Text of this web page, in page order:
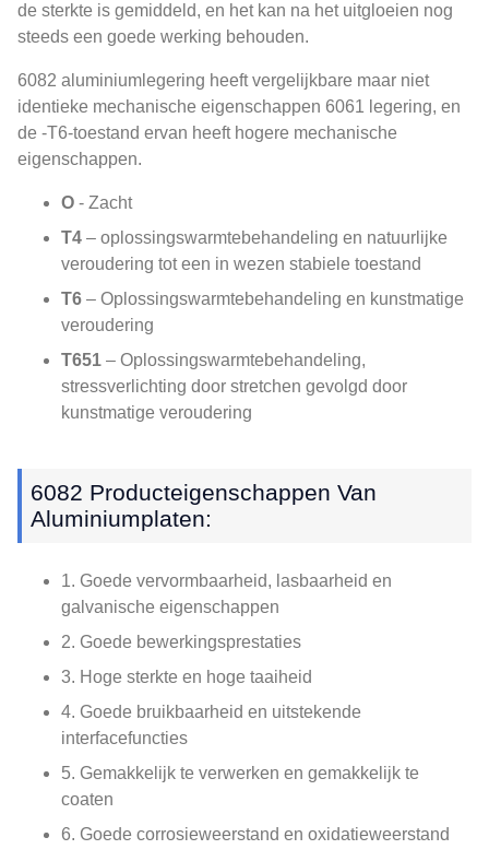
de sterkte is gemiddeld, en het kan na het uitgloeien nog
steeds een goede werking behouden.
6082 aluminiumlegering heeft vergelijkbare maar niet
identieke mechanische eigenschappen 6061 legering, en
de -T6-toestand ervan heeft hogere mechanische
eigenschappen.
O - Zacht
T4 – oplossingswarmtebehandeling en natuurlijke
veroudering tot een in wezen stabiele toestand
T6 – Oplossingswarmtebehandeling en kunstmatige
veroudering
T651 – Oplossingswarmtebehandeling,
stressverlichting door stretchen gevolgd door
kunstmatige veroudering
6082 Producteigenschappen Van
Aluminiumplaten:
1. Goede vervormbaarheid, lasbaarheid en
galvanische eigenschappen
2. Goede bewerkingsprestaties
3. Hoge sterkte en hoge taaiheid
4. Goede bruikbaarheid en uitstekende
interfacefuncties
5. Gemakkelijk te verwerken en gemakkelijk te
coaten
6. Goede corrosieweerstand en oxidatieweerstand